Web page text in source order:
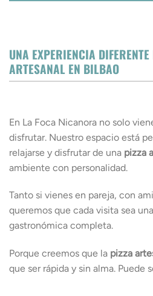
UNA EXPERIENCIA
ARTESANAL EN BILBAO
En La Foca Nicanora no solo
disfrutar. Nuestro espacio está
relajarse y disfrutar de una pizza
ambiente con personalidad.
Tanto si vienes en pareja, con
queremos que cada visita sea
gastronómica completa.
Porque creemos que la pizza
que ser rápida y sin alma. Puede